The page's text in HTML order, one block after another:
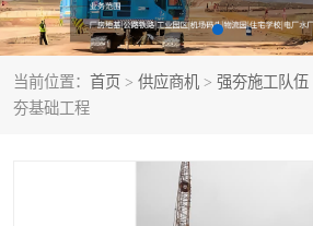
当前位置： 首页 > 供应商机 > 强夯施工队伍
夯基础工程
强夯队伍